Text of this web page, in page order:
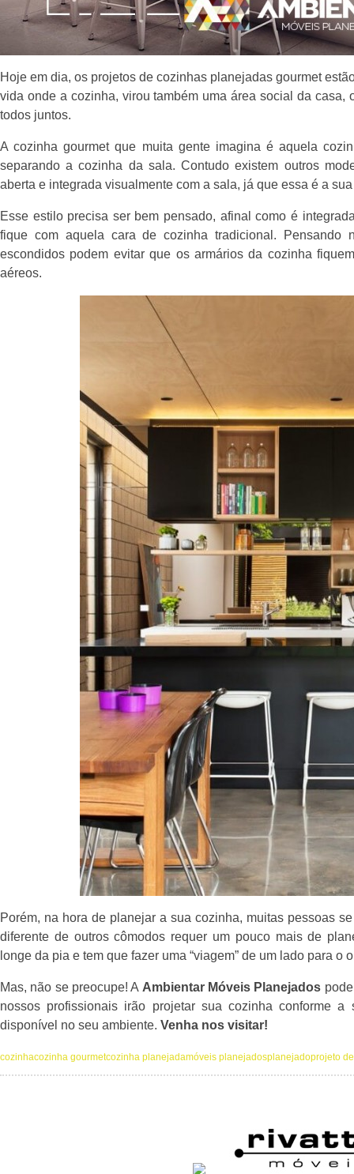
Hoje em dia, os projetos de cozinhas planejadas gourmet
vida onde a cozinha, virou também uma área social da casa,
todos juntos.
A cozinha gourmet que muita gente imagina é aquela
separando a cozinha da sala. Contudo existem outros
aberta e integrada visualmente com a sala, já que essa é a
Esse estilo precisa ser bem pensado, afinal como é
fique com aquela cara de cozinha tradicional.
escondidos podem evitar que os armários da cozinha
aéreos.
Porém, na hora de planejar a sua cozinha, muitas pessoas
diferente de outros cômodos requer um pouco mais de
longe da pia e tem que fazer uma “viagem” de um lado para o
Mas, não se preocupe! A Ambientar Móveis Planejados
nossos profissionais irão projetar sua cozinha conforme
disponível no seu ambiente. Venha nos visitar!
cozinhacozinha gourmetcozinha planejadamóveis planejadosplanejadoprojeto